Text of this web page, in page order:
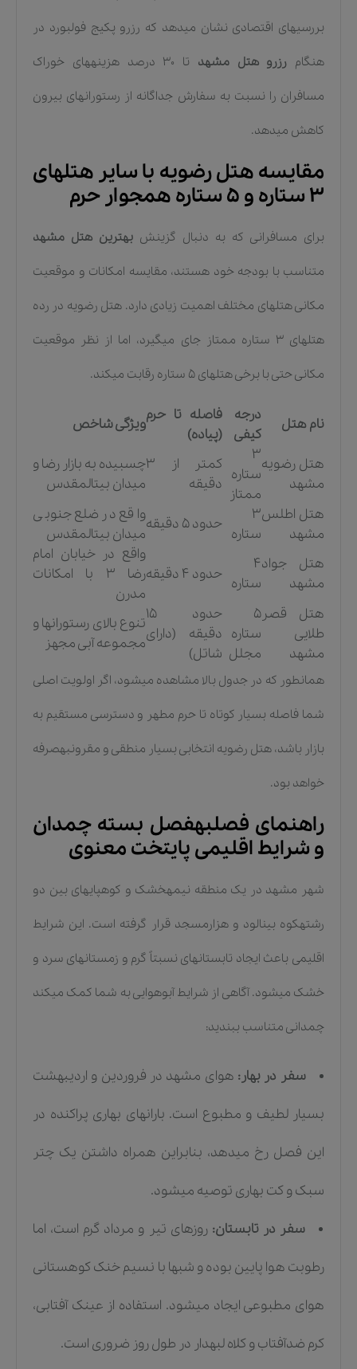
بررسیهای اقتصادی نشان میدهد که رزرو پکیج فولبورد در
هنگام رزرو هتل مشهد تا ۳۰ درصد هزینههای خوراک
مسافران را نسبت به سفارش جداگانه از رستورانهای بیرون
کاهش میدهد.
مقایسه هتل رضویه با سایر هتلهای
۳ ستاره و ۵ ستاره همجوار حرم
برای مسافرانی که به دنبال گزینش بهترین هتل مشهد
متناسب با بودجه خود هستند، مقایسه امکانات و موقعیت
مکانی هتلهای مختلف اهمیت زیادی دارد. هتل رضویه در رده
هتلهای ۳ ستاره ممتاز جای میگیرد، اما از نظر موقعیت
مکانی حتی با برخی هتلهای ۵ ستاره رقابت میکند.
نام هتل
درجه
کیفی
فاصله تا حرم
(پیاده)
ویژگی شاخص
هتل رضویه
مشهد
۳
ستاره
ممتاز
کمتر از ۳
دقیقه
چسبیده به بازار رضا و
میدان بیتالمقدس
هتل اطلس
مشهد
۳
ستاره
حدود ۵ دقیقه
واقع در ضلع جنوبی
میدان بیتالمقدس
هتل جواد
مشهد
۴
ستاره
حدود ۴ دقیقه
واقع در خیابان امام
رضا ۳ با امکانات
مدرن
هتل قصر
طلایی
مشهد
۵
ستاره
مجلل
حدود ۱۵
دقیقه (دارای
شاتل)
تنوع بالای رستورانها و
مجموعه آبی مجهز
همانطور که در جدول بالا مشاهده میشود، اگر اولویت اصلی
شما فاصله بسیار کوتاه تا حرم مطهر و دسترسی مستقیم به
بازار باشد، هتل رضویه انتخابی بسیار منطقی و مقرونبهصرفه
خواهد بود.
راهنمای فصلبهفصل بسته چمدان
و شرایط اقلیمی پایتخت معنوی
شهر مشهد در یک منطقه نیمهخشک و کوهپایهای بین دو
رشتهکوه بینالود و هزارمسجد قرار گرفته است. این شرایط
اقلیمی باعث ایجاد تابستانهای نسبتاً گرم و زمستانهای سرد و
خشک میشود. آگاهی از شرایط آبوهوایی به شما کمک میکند
چمدانی متناسب ببندید:
سفر در بهار: هوای مشهد در فروردین و اردیبهشت
بسیار لطیف و مطبوع است. بارانهای بهاری پراکنده در
این فصل رخ میدهد، بنابراین همراه داشتن یک چتر
سبک و کت بهاری توصیه میشود.
سفر در تابستان: روزهای تیر و مرداد گرم است، اما
رطوبت هوا پایین بوده و شبها با نسیم خنک کوهستانی
هوای مطبوعی ایجاد میشود. استفاده از عینک آفتابی،
کرم ضدآفتاب و کلاه لبهدار در طول روز ضروری است.